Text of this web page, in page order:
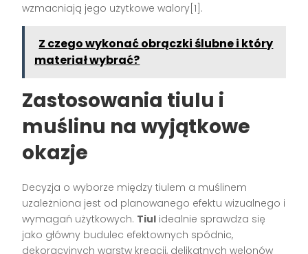
wzmacniają jego użytkowe walory[1].
Z czego wykonać obrączki ślubne i który
materiał wybrać?
Zastosowania tiulu i
muślinu na wyjątkowe
okazje
Decyzja o wyborze między tiulem a muślinem
uzależniona jest od planowanego efektu wizualnego i
wymagań użytkowych. Tiul idealnie sprawdza się
jako główny budulec efektownych spódnic,
dekoracyjnych warstw kreacji, delikatnych welonów